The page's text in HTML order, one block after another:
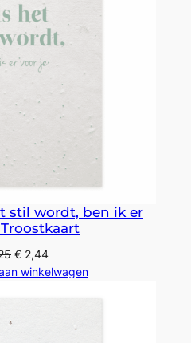
stil wordt, ben ik er
€ 2,44
winkelwagen